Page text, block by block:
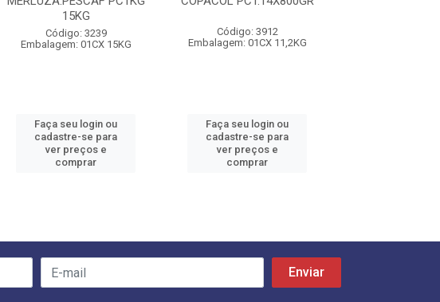
15KG
Código: 3239
Embalagem: 01CX 15KG
Faça seu login ou
cadastre-se para
ver preços e
comprar
Código: 3912
Embalagem: 01CX 11,2KG
Faça seu login ou
cadastre-se para
ver preços e
comprar